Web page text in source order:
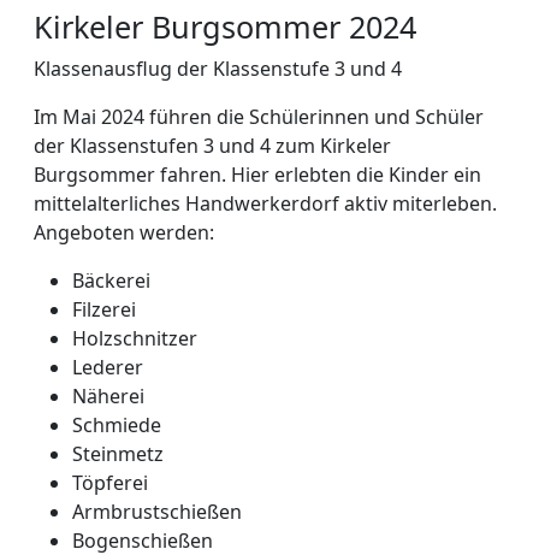
Kirkeler Burgsommer 2024
Klassenausflug der Klassenstufe 3 und 4
Im Mai 2024 führen die Schülerinnen und Schüler
der Klassenstufen 3 und 4 zum Kirkeler
Burgsommer fahren. Hier erlebten die Kinder ein
mittelalterliches Handwerkerdorf aktiv miterleben.
Angeboten werden:
Bäckerei
Filzerei
Holzschnitzer
Lederer
Näherei
Schmiede
Steinmetz
Töpferei
Armbrustschießen
Bogenschießen